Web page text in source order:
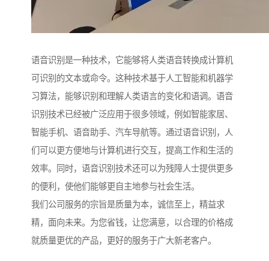
语音识别是一种技术，它能够将人类语音转换成计算机
可识别的文本或命令。这种技术基于人工智能和机器学
习算法，能够识别和理解人类语言的变化和语调。语音
识别技术已经被广泛应用于很多领域，例如智能家居、
智能手机、语音助手、汽车导航等。通过语音识别，人
们可以更方便地与计算机进行交互，提高工作和生活的
效率。同时，语音识别技术还可以为残障人士提供更多
的便利，使他们能够更自主地参与社会生活。
我们公司服务的宗旨是质量为本，诚信至上，精益求
精，面向未来。为您省钱，让您满意，以合理的价格成
就质量更优的产品，更好的服务于广大新老客户。